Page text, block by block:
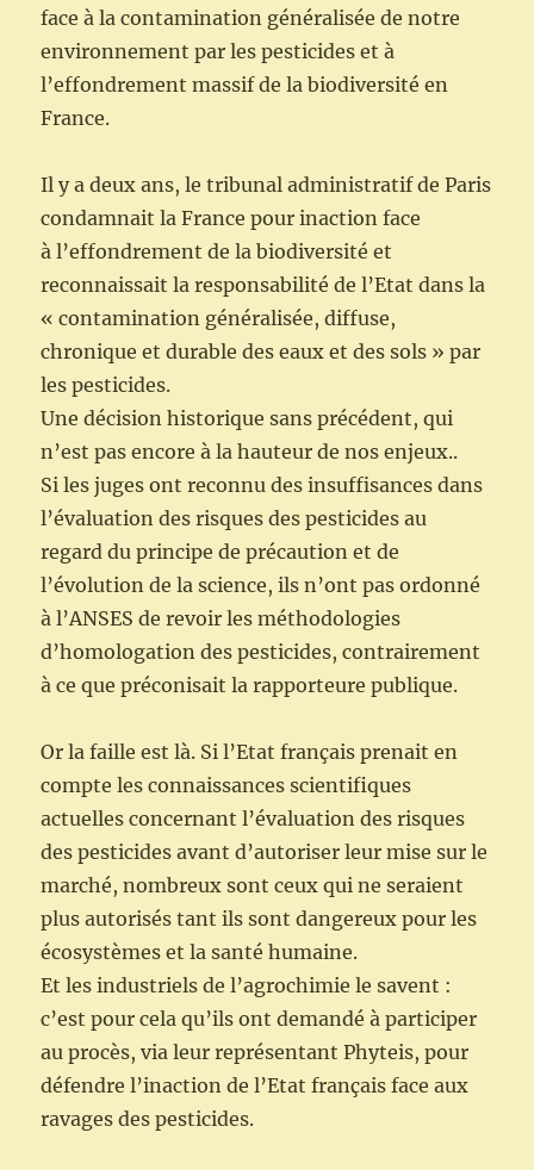
face à la contamination généralisée de notre
environnement par les pesticides et à
l’effondrement massif de la biodiversité en
France.
Il y a deux ans, le tribunal administratif de Paris
condamnait la France pour inaction face
à l’effondrement de la biodiversité et
reconnaissait la responsabilité de l’Etat dans la
« contamination généralisée, diffuse,
chronique et durable des eaux et des sols » par
les pesticides.
Une décision historique sans précédent, qui
n’est pas encore à la hauteur de nos enjeux..
Si les juges ont reconnu des insuffisances dans
l’évaluation des risques des pesticides au
regard du principe de précaution et de
l’évolution de la science, ils n’ont pas ordonné
à l’ANSES de revoir les méthodologies
d’homologation des pesticides, contrairement
à ce que préconisait la rapporteure publique.
Or la faille est là. Si l’Etat français prenait en
compte les connaissances scientifiques
actuelles concernant l’évaluation des risques
des pesticides avant d’autoriser leur mise sur le
marché, nombreux sont ceux qui ne seraient
plus autorisés tant ils sont dangereux pour les
écosystèmes et la santé humaine.
Et les industriels de l’agrochimie le savent :
c’est pour cela qu’ils ont demandé à participer
au procès, via leur représentant Phyteis, pour
défendre l’inaction de l’Etat français face aux
ravages des pesticides.